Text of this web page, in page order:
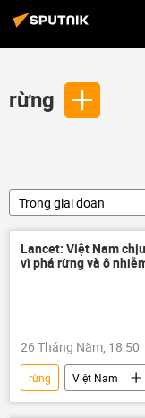
rừng
Trong giai đoạn
Lancet: Việt Nam
vì phá rừng và ô
26 Tháng Năm, 18:50
rừng Việt Nam
Xã hội
Khoa